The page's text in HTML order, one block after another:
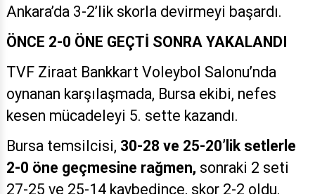
Ankara’da 3-2’lik skorla devirmeyi başardı.
ÖNCE 2-0 ÖNE GEÇTİ SONRA YAKALANDI
TVF Ziraat Bankkart Voleybol Salonu’nda
oynanan karşılaşmada, Bursa ekibi, nefes
kesen mücadeleyi 5. sette kazandı.
Bursa temsilcisi, 30-28 ve 25-20’lik setlerle
2-0 öne geçmesine rağmen, sonraki 2 seti
27-25 ve 25-14 kaybedince, skor 2-2 oldu.